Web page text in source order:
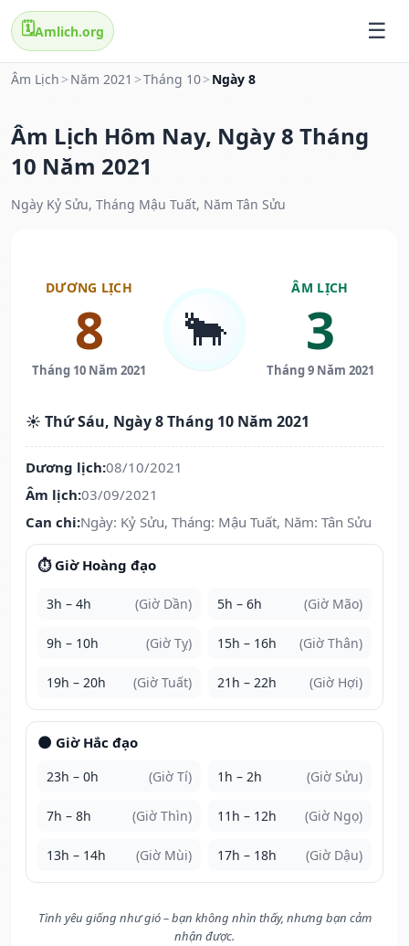
🗓️Amlich.org
Âm Lịch > Năm 2021 >Tháng 10> Ngày 8
Âm Lịch Hôm Nay, Ngày 8 Tháng
10 Năm 2021
Ngày Kỷ Sửu, Tháng Mậu Tuất, Năm Tân Sửu
DƯƠNG LỊCH
8
Tháng 10 Năm 2021
🐂
ÂM LỊCH
3
Tháng 9 Năm 2021
☀️ Thứ Sáu, Ngày 8 Tháng 10 Năm 2021
Dương lịch:08/10/2021
Âm lịch:03/09/2021
Can chi:Ngày: Kỷ Sửu, Tháng: Mậu Tuất, Năm: Tân Sửu
⏱️ Giờ Hoàng đạo
3h – 4h (Giờ Dần) 5h – 6h (Giờ Mão)
9h – 10h (Giờ Tỵ) 15h – 16h (Giờ Thân)
19h – 20h (Giờ Tuất) 21h – 22h (Giờ Hợi)
🌑 Giờ Hắc đạo
23h – 0h (Giờ Tí) 1h – 2h (Giờ Sửu)
7h – 8h (Giờ Thìn) 11h – 12h (Giờ Ngọ)
13h – 14h (Giờ Mùi) 17h – 18h (Giờ Dậu)
Tình yêu giống như gió – bạn không nhìn thấy, nhưng bạn cảm
nhận được.